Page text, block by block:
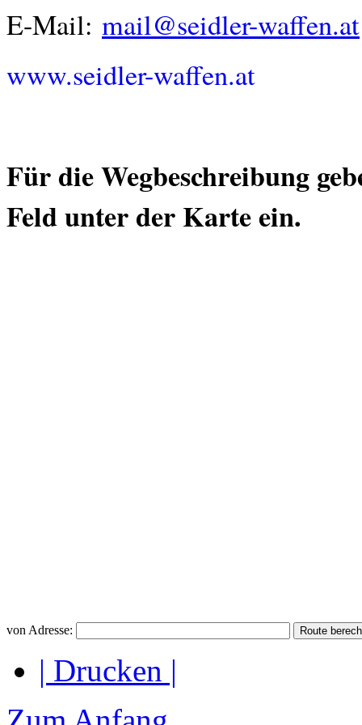
Spezial Glockmatchläufe Die hochpräzisen ALPHA WOLF Glock
mehr erfahren...
E-Mail: mail@seidler-waffen.at
www.seidler-waffen.at
Für die Wegbeschreibung
Feld unter der Karte ein.
von Adresse:
| Drucken |